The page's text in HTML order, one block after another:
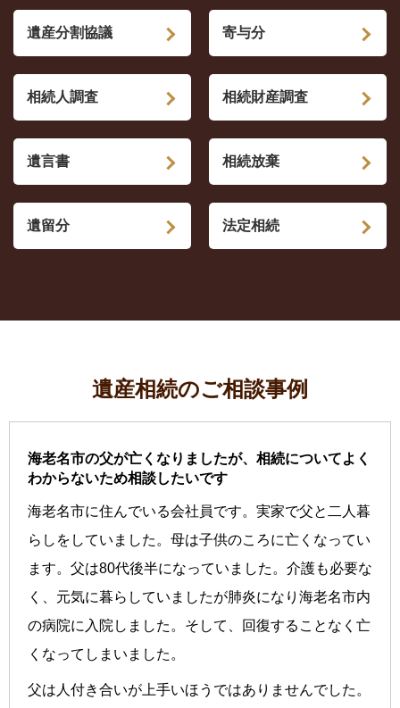
遺産分割協議 寄与分
相続人調査 相続財産調査
遺言書 相続放棄
遺留分 法定相続
遺産相続のご相談事例
海老名市の父が亡くなりましたが、相続についてよく
わからないため相談したいです
海老名市に住んでいる会社員です。実家で父と二人暮
らしをしていました。母は子供のころに亡くなってい
ます。父は80代後半になっていました。介護も必要な
く、元気に暮らしていましたが肺炎になり海老名市内
の病院に入院しました。そして、回復することなく亡
くなってしまいました。
父は人付き合いが上手いほうではありませんでした。